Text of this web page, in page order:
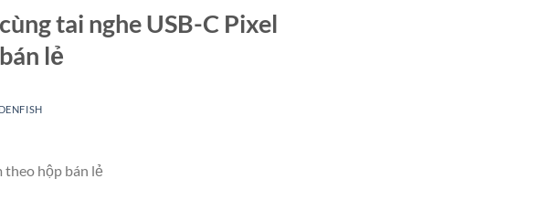
tai nghe USB-C Pixel
lẻ
theo hộp bán lẻ